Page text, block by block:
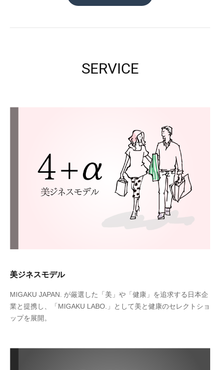
SERVICE
美ジネスモデル
MIGAKU JAPAN. が厳選した「美」や「健康」を追求する日本企
業と提携し、「MIGAKU LABO.」として美と健康のセレクトショ
ップを展開。